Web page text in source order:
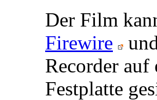
Der Film
Firewire
Recorder
Festplatte